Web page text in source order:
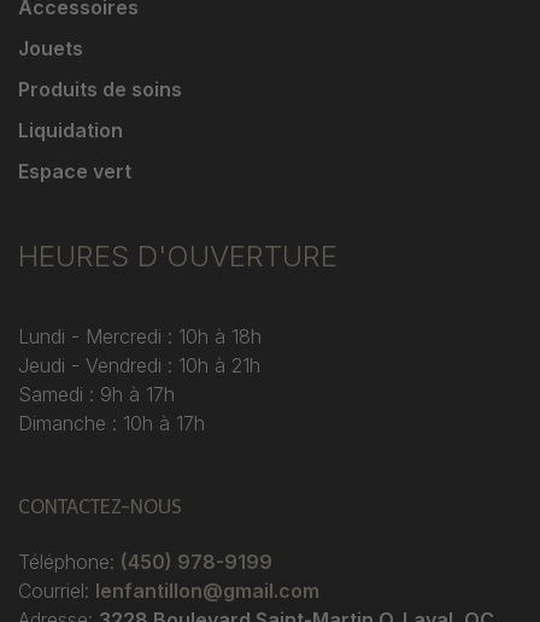
Accessoires
Jouets
Produits de soins
Liquidation
Espace vert
HEURES D'OUVERTURE
Lundi - Mercredi : 10h à 18h
Jeudi - Vendredi : 10h à 21h
Samedi : 9h à 17h
Dimanche : 10h à 17h
CONTACTEZ-NOUS
Téléphone: (450) 978-9199
Courriel: lenfantillon@gmail.com